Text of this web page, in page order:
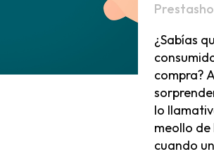
¿Sabías
compra?
lo
meollo de
cuando